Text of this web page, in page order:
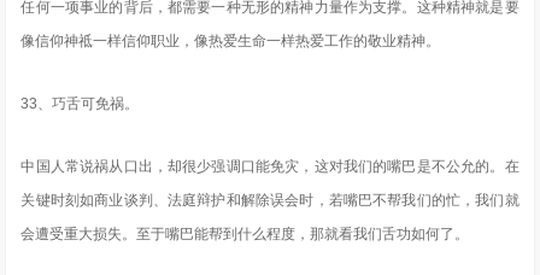
任何一项事业的背后，都需要一种无形的精神力量作为支撑。这种精神就是要
像信仰神祗一样信仰职业，像热爱生命一样热爱工作的敬业精神。
33、巧舌可免祸。
中国人常说祸从口出，却很少强调口能免灾，这对我们的嘴巴是不公允的。在
关键时刻如商业谈判、法庭辩护和解除误会时，若嘴巴不帮我们的忙，我们就
会遭受重大损失。至于嘴巴能帮到什么程度，那就看我们舌功如何了。